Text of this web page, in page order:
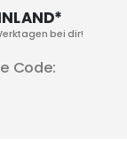
bei dir!
Code: